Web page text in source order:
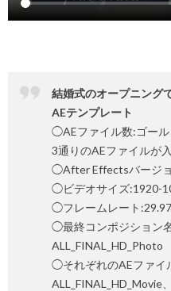
結婚式のオープニング
AEテンプレート
◯AEファイル数:ゴー
3通りのAEファイルが
◯After Effectsバージ
◯ビデオサイズ:1920-
◯フレームレート:29.97
◯最終コンポジション名
ALL_FINAL_HD_Photo
◯それぞれのAEファイ
ALL_FINAL_HD_Movie